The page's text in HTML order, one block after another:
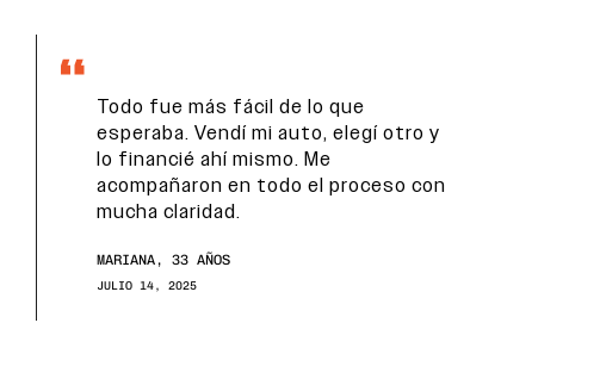
Todo fue más fácil de lo que
esperaba. Vendí mi auto, elegí otro y
lo financié ahí mismo. Me
acompañaron en todo el proceso con
mucha claridad.
MARIANA, 33 AÑOS
JULIO 14, 2025